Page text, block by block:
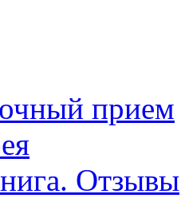
прием
Отзывы